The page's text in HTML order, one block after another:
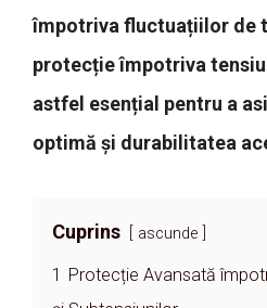
împotriva fluctuațiilor de
protecție împotriva
astfel esențial pentru a
optimă și durabilitatea
Cuprins ascunde
1
Protecție Avansată